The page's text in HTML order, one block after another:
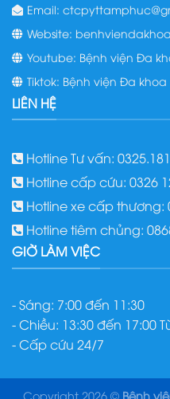
Email:
Website:
Youtube: Bệnh viện Đa
Tiktok: Bệnh viện Đa khoa
LIÊN HỆ
Hotline Tư vấn:
Hotline cấp cứu: 0326
Hotline xe cấp thương:
Hotline tiêm chủng:
GIỜ LÀM VIỆC
- Sáng: 7:00 đến 11:30
- Chiều: 13:30 đến 17:00
- Cấp cứu 24/7
Copyright 2026 © Bệnh